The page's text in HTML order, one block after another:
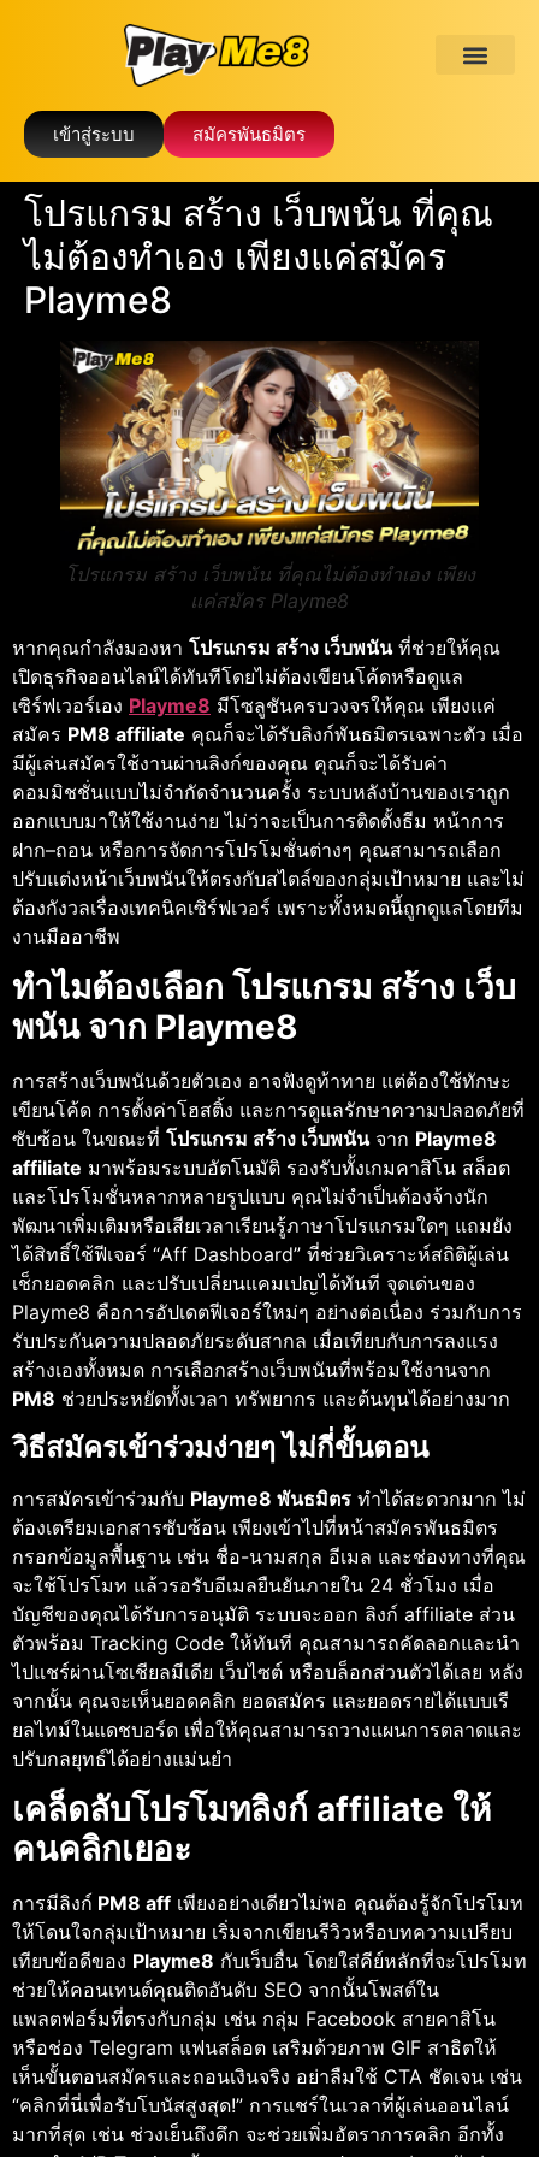
เข้าสู่ระบบ สมัครพันธมิตร
โปรแกรม สร้าง เว็บพนัน ที่คุณ
ไม่ต้องทำเอง เพียงแค่สมัคร
Playme8
โปรแกรม สร้าง เว็บพนัน ที่คุณไม่ต้องทำเอง เพียง
แค่สมัคร Playme8
หากคุณกำลังมองหา โปรแกรม สร้าง เว็บพนันที่ช่วยให้คุณ
เปิดธุรกิจออนไลน์ได้ทันทีโดยไม่ต้องเขียนโค้ดหรือดูแล
เซิร์ฟเวอร์เอง Playme8 มีโซลูชันครบวงจรให้คุณ เพียงแค่
สมัคร PM8 affiliate คุณก็จะได้รับลิงก์พันธมิตรเฉพาะตัว เมื่อ
มีผู้เล่นสมัครใช้งานผ่านลิงก์ของคุณ คุณก็จะได้รับค่า
คอมมิชชั่นแบบไม่จำกัดจำนวนครั้ง ระบบหลังบ้านของเราถูก
ออกแบบมาให้ใช้งานง่าย ไม่ว่าจะเป็นการติดตั้งธีม หน้าการ
ฝาก–ถอน หรือการจัดการโปรโมชั่นต่างๆ คุณสามารถเลือก
ปรับแต่งหน้าเว็บพนันให้ตรงกับสไตล์ของกลุ่มเป้าหมาย และไม่
ต้องกังวลเรื่องเทคนิคเซิร์ฟเวอร์ เพราะทั้งหมดนี้ถูกดูแลโดยทีม
งานมืออาชีพ
ทำไมต้องเลือก โปรแกรม สร้าง เว็บ
พนัน จาก Playme8
การสร้างเว็บพนันด้วยตัวเอง อาจฟังดูท้าทาย แต่ต้องใช้ทักษะ
เขียนโค้ด การตั้งค่าโฮสติ้ง และการดูแลรักษาความปลอดภัยที่
ซับซ้อน ในขณะที่ โปรแกรม สร้าง เว็บพนันจาก Playme8
affiliate มาพร้อมระบบอัตโนมัติ รองรับทั้งเกมคาสิโน สล็อต
และโปรโมชั่นหลากหลายรูปแบบ คุณไม่จำเป็นต้องจ้างนัก
พัฒนาเพิ่มเติมหรือเสียเวลาเรียนรู้ภาษาโปรแกรมใดๆ แถมยัง
ได้สิทธิ์ใช้ฟีเจอร์ “Aff Dashboard” ที่ช่วยวิเคราะห์สถิติผู้เล่น
เช็กยอดคลิก และปรับเปลี่ยนแคมเปญได้ทันที จุดเด่นของ
Playme8 คือการอัปเดตฟีเจอร์ใหม่ๆ อย่างต่อเนื่อง ร่วมกับการ
รับประกันความปลอดภัยระดับสากล เมื่อเทียบกับการลงแรง
สร้างเองทั้งหมด การเลือกสร้างเว็บพนันที่พร้อมใช้งานจาก
PM8 ช่วยประหยัดทั้งเวลา ทรัพยากร และต้นทุนได้อย่างมาก
วิธีสมัครเข้าร่วมง่ายๆ ไม่กี่ขั้นตอน
การสมัครเข้าร่วมกับ Playme8 พันธมิตร ทำได้สะดวกมาก ไม่
ต้องเตรียมเอกสารซับซ้อน เพียงเข้าไปที่หน้าสมัครพันธมิตร
กรอกข้อมูลพื้นฐาน เช่น ชื่อ-นามสกุล อีเมล และช่องทางที่คุณ
จะใช้โปรโมท แล้วรอรับอีเมลยืนยันภายใน 24 ชั่วโมง เมื่อ
บัญชีของคุณได้รับการอนุมัติ ระบบจะออก ลิงก์ affiliate ส่วน
ตัวพร้อม Tracking Code ให้ทันที คุณสามารถคัดลอกและนำ
ไปแชร์ผ่านโซเชียลมีเดีย เว็บไซต์ หรือบล็อกส่วนตัวได้เลย หลัง
จากนั้น คุณจะเห็นยอดคลิก ยอดสมัคร และยอดรายได้แบบเรี
ยลไทม์ในแดชบอร์ด เพื่อให้คุณสามารถวางแผนการตลาดและ
ปรับกลยุทธ์ได้อย่างแม่นยำ
เคล็ดลับโปรโมทลิงก์ affiliate ให้
คนคลิกเยอะ
การมีลิงก์ PM8 aff เพียงอย่างเดียวไม่พอ คุณต้องรู้จักโปรโมท
ให้โดนใจกลุ่มเป้าหมาย เริ่มจากเขียนรีวิวหรือบทความเปรียบ
เทียบข้อดีของ Playme8 กับเว็บอื่น โดยใส่คีย์หลักที่จะโปรโมท
ช่วยให้คอนเทนต์คุณติดอันดับ SEO จากนั้นโพสต์ใน
แพลตฟอร์มที่ตรงกับกลุ่ม เช่น กลุ่ม Facebook สายคาสิโน
หรือช่อง Telegram แฟนสล็อต เสริมด้วยภาพ GIF สาธิตให้
เห็นขั้นตอนสมัครและถอนเงินจริง อย่าลืมใช้ CTA ชัดเจน เช่น
“คลิกที่นี่เพื่อรับโบนัสสูงสุด!” การแชร์ในเวลาที่ผู้เล่นออนไลน์
มากที่สุด เช่น ช่วงเย็นถึงดึก จะช่วยเพิ่มอัตราการคลิก อีกทั้ง